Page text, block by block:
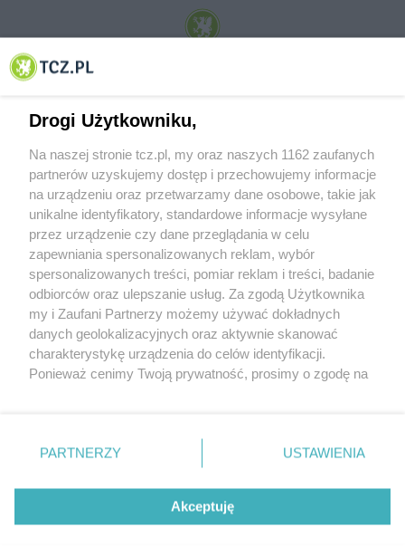
© 2001-2026 Tczew - TCZ.PL Sp. z o.o. Internetowy Serwis Informacyjny Miasta
O FIRMIE POLITYKA PRYWATNOŚCI HOSTING
REKLAMA WSPÓŁPRACA RSS FACEBOOK KONTAKT
Nasze serwisy
Aktualności
Tcz24
Historia miasta
Muzyka i kultura
Archiwum wydarzeń
Zdjęcia miasta
Drogi Użytkowniku,
Na naszej stronie tcz.pl, my oraz naszych 1162 zaufanych
partnerów uzyskujemy dostęp i przechowujemy informacje
na urządzeniu oraz przetwarzamy dane osobowe, takie jak
unikalne identyfikatory, standardowe informacje wysyłane
przez urządzenie czy dane przeglądania w celu
zapewniania spersonalizowanych reklam, wybór
spersonalizowanych treści, pomiar reklam i treści, badanie
odbiorców oraz ulepszanie usług. Za zgodą Użytkownika
my i Zaufani Partnerzy możemy używać dokładnych
danych geolokalizacyjnych oraz aktywnie skanować
charakterystykę urządzenia do celów identyfikacji.
Ponieważ cenimy Twoją prywatność, prosimy o zgodę na
znajdujący się w lewym dolnym rogu strony
. Niektóre
przetwarzaniu. Preferencje będą miały zastosowania tylko
PARTNERZY USTAWIENIA
Akceptuję